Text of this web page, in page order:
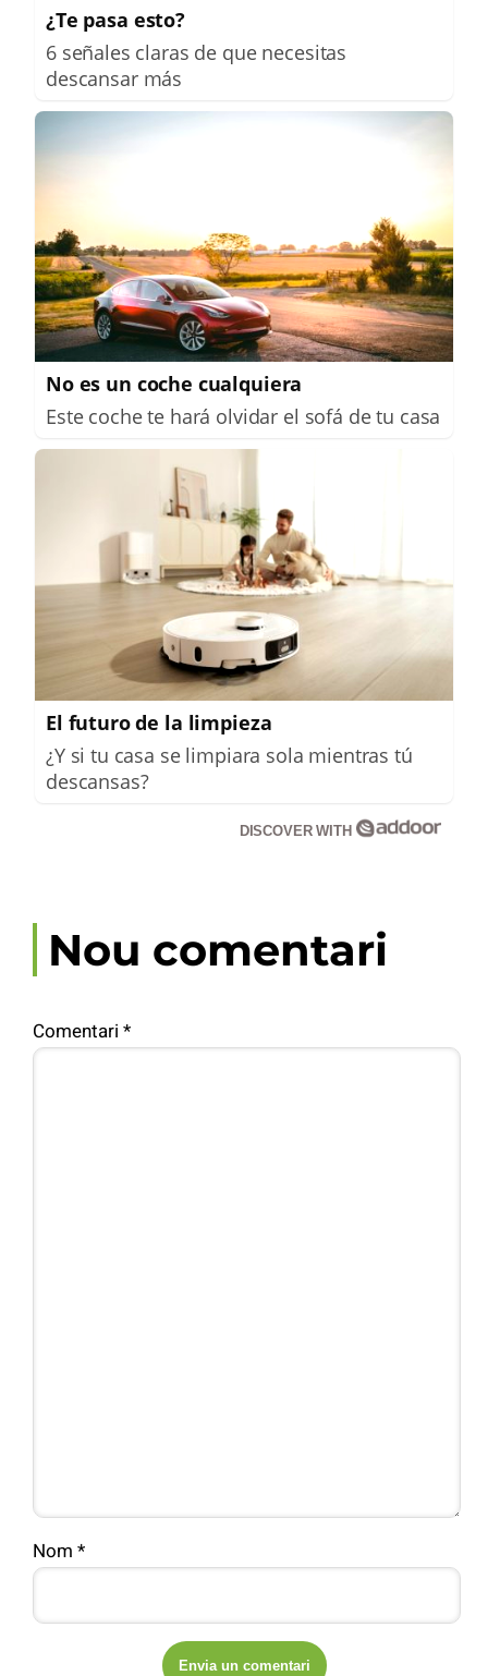
¿Te pasa esto?
6 señales claras de que necesitas
descansar más
No es un coche cualquiera
Este coche te hará olvidar el sofá de tu casa
El futuro de la limpieza
¿Y si tu casa se limpiara sola mientras tú
descansas?
DISCOVER WITH
Nou comentari
Comentari *
Nom *